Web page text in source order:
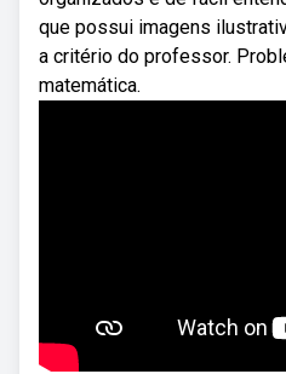
que possui imagens
a critério do professor.
matemática.